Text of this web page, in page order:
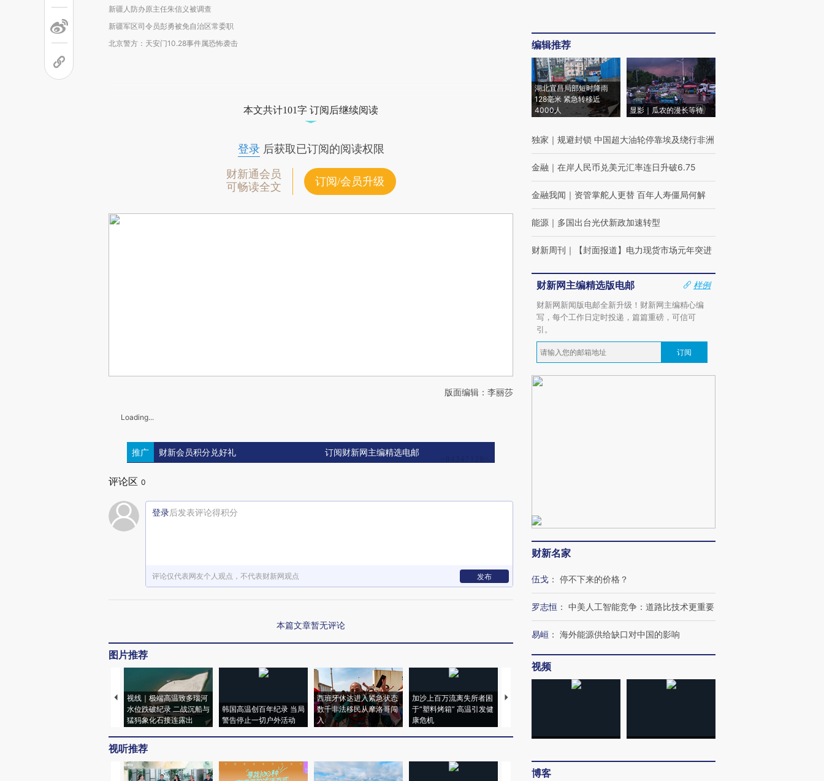
新疆人防办原主任朱信义被调查
新疆军区司令员彭勇被免自治区常委职
北京警方：天安门10.28事件属恐怖袭击
本文共计101字 订阅后继续阅读
登录后获取已订阅的阅读权限
财新通会员
可畅读全文
订阅/会员升级
版面编辑：李丽莎
Loading...
推广 财新会员积分兑好礼 订阅财新网主编精选电邮
评论区 0
登录后发表评论得积分
评论仅代表网友个人观点，不代表财新网观点 发布
本篇文章暂无评论
图片推荐
视线｜极端高温致多瑙河
水位跌破纪录 二战沉船与
猛犸象化石接连露出
韩国高温创百年纪录 当局
警告停止一切户外活动
西班牙休达进入紧急状态
数千非法移民从摩洛哥闯
入
加沙上百万流离失所者困
于“塑料烤箱” 高温引发健
康危机
视线｜HYROX的吸金
视听推荐
编辑推荐
湖北宜昌局部短时降雨
128毫米 紧急转移近
4000人
显影｜瓜农的漫长等待
独家 ｜ 规避封锁 中国超大油轮停靠埃及绕行非洲
金融 ｜ 在岸人民币兑美元汇率连日升破6.75
金融我闻 ｜ 资管掌舵人更替 百年人寿僵局何解
能源 ｜ 多国出台光伏新政加速转型
财新周刊 ｜ 【封面报道】电力现货市场元年突进
财新网主编精选版电邮
样例
财新网新闻版电邮全新升级！财新网主编精心编
写，每个工作日定时投递，篇篇重磅，可信可
引。
订阅
财新名家
伍戈 ： 停不下来的价格？
罗志恒 ： 中美人工智能竞争：道路比技术更重要
易峘 ： 海外能源供给缺口对中国的影响
视频
博客